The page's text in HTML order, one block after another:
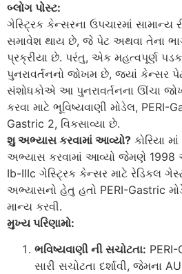
બ્લોગ પોસ્ટ:
ગેસ્ટ્રિક કેન્સરના ઉપચારમાં સામાન્ય
સમાવેશ થાય છે, જે પેટ અથવા તેના
પ્રક્રીયા છે. પરંતુ, એક મહત્વપૂર્ણ
પુનરાવર્તનનો જોખમ છે, જ્યાં કેન્સર
સંશોધકોએ આ પુનરાવર્તનના ઊંચા
કરવા માટે ભૂવિષ્યવાણી મોડેલ, PERI-
Gastric 2, વિકસાવ્યા છે.
શુ અભ્યાસ કરવામાં આવ્યો? કોરિયા
અભ્યાસ કરવામાં આવ્યો જેમણે
Ib-IIIc ગેસ્ટ્રિક કેન્સર માટે રેડિકલ
અભ્યાસનો હેતુ હતો PERI-Gastric
માન્ય કરવી.
મુખ્ય પરિણામો:
ભવિષ્યવાણી ની સચોટતા:
સારી સચોટતા દર્શાવી, જેમના